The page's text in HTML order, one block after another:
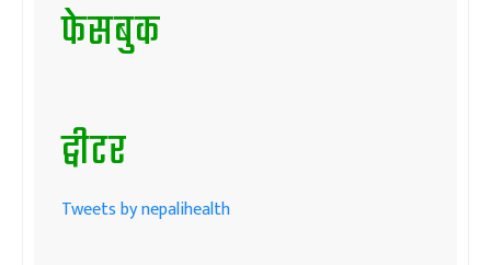
फेसबुक
ट्वीटर
Tweets by nepalihealth